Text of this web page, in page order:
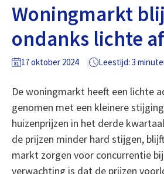
Woningmarkt
ondanks lichte
17 oktober 2024 Leestijd: 3
De woningmarkt heeft een lichte
genomen met een kleinere
huizenprijzen in het derde
de prijzen minder hard stijgen,
markt zorgen voor concurrentie
verwachting is dat de prijzen